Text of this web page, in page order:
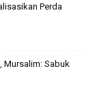
Perda
Mursalim: Sabuk